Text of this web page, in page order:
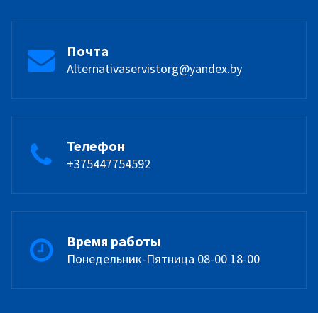
Почта
Alternativaservistorg@yandex.by
Телефон
+375447754592
Время работы
Понедельник-Пятница 08-00 18-00